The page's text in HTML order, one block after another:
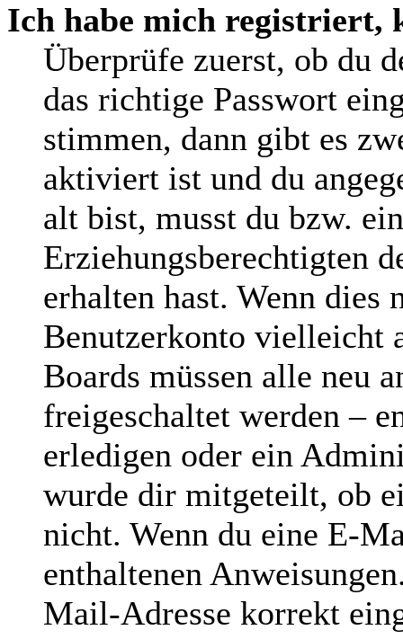
Ich habe mich registriert,
Überprüfe zuerst, ob du
das richtige Passwort
stimmen, dann gibt es
aktiviert ist und du
alt bist, musst du bzw.
Erziehungsberechtigten
erhalten hast. Wenn
Benutzerkonto vielleicht
Boards müssen alle neu
freigeschaltet werden –
erledigen oder ein
wurde dir mitgeteilt, ob
nicht. Wenn du eine E-
enthaltenen
Mail-Adresse korrekt